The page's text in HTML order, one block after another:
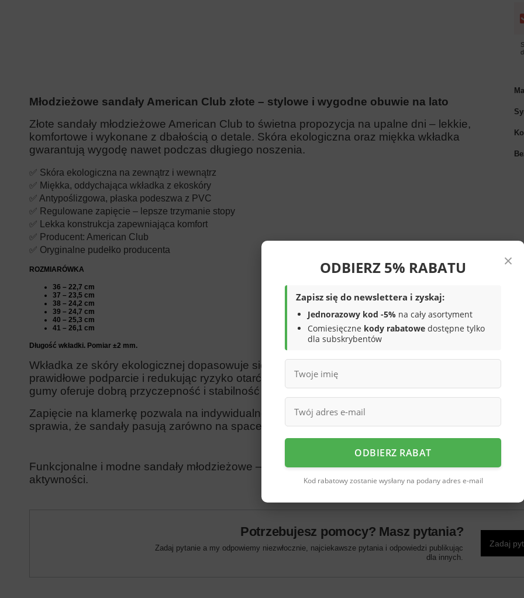
Młodzieżowe sandały American Club złote – stylowe i wygodne obuwie na lato
Złote sandały młodzieżowe American Club to świetna propozycja na upalne dni – lekkie,
komfortowe i wykonane z dbałością o detale. Skóra ekologiczna oraz miękka wkładka
gwarantują wygodę nawet podczas długiego noszenia.
✅ Skóra ekologiczna na zewnątrz i wewnątrz
✅ Miękka, oddychająca wkładka z ekoskóry
✅ Antypoślizgowa, płaska podeszwa z PVC
✅ Regulowane zapięcie – lepsze trzymanie stopy
✅ Lekka konstrukcja zapewniająca komfort
✅ Producent: American Club
✅ Oryginalne pudełko producenta
ROZMIARÓWKA
36 – 22,7 cm
37 – 23,5 cm
38 – 24,2 cm
39 – 24,7 cm
40 – 25,3 cm
41 – 26,1 cm
Długość wkładki. Pomiar ±2 mm.
Wkładka ze skóry ekologicznej dopasowuje się do kształtu stopy, zapewniając jej
prawidłowe podparcie i redukując ryzyko otarć czy przegrzania. Podeszwa z elastycznej
gumy oferuje dobrą przyczepność i stabilność – zarówno na chodniku, jak i w terenie.
Zapięcie na klamerkę pozwala na indywidualne dopasowanie, a ponadczasowy design
sprawia, że sandały pasują zarówno na spacery, jak i na co dzień.
Funkcjonalne i modne sandały młodzieżowe – doskonałe na lato, spacery i codzienne
aktywności.
Potrzebujesz pomocy? Masz pytania?
Zadaj pytanie a my odpowiemy niezwłocznie, najciekawsze pytania i odpowiedzi publikując
dla innych.
Zadaj
×
ODBIERZ 5% RABATU
Zapisz się do newslettera i zyskaj:
Jednorazowy kod -5% na cały asortyment
Comiesięczne kody rabatowe dostępne tylko
dla subskrybentów
ODBIERZ RABAT
Kod rabatowy zostanie wysłany na podany adres e-mail